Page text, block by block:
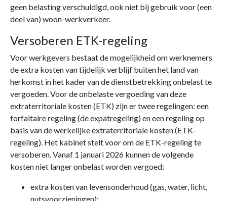
geen belasting verschuldigd, ook niet bij gebruik voor (een
deel van) woon-werkverkeer.
Versoberen ETK-regeling
Voor werkgevers bestaat de mogelijkheid om werknemers
de extra kosten van tijdelijk verblijf buiten het land van
herkomst in het kader van de dienstbetrekking onbelast te
vergoeden. Voor de onbelaste vergoeding van deze
extraterritoriale kosten (ETK) zijn er twee regelingen: een
forfaitaire regeling (de expatregeling) en een regeling op
basis van de werkelijke extraterritoriale kosten (ETK-
regeling). Het kabinet stelt voor om de ETK-regeling te
versoberen. Vanaf 1 januari 2026 kunnen de volgende
kosten niet langer onbelast worden vergoed:
extra kosten van levensonderhoud (gas, water, licht,
nutsvoorzieningen);